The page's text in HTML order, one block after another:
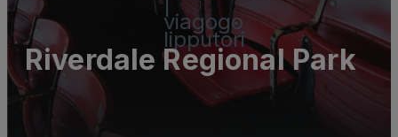
viagogo
lipputori
Riverdale Regional Park